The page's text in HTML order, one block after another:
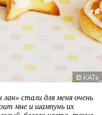
стали для меня очень
мне и шампунь их